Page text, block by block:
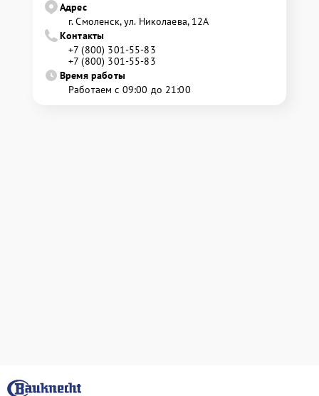
Адрес
г. Смоленск, ул. Николаева, 12А
Контакты
+7 (800) 301-55-83
+7 (800) 301-55-83
Время работы
Работаем с 09:00 до 21:00